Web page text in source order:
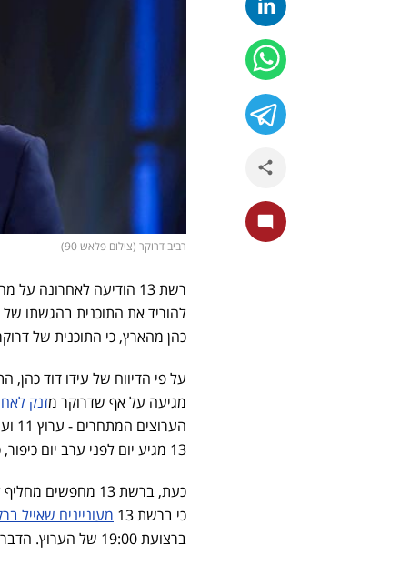
רביב דרוקר (צילום פלאש 90)
רשת 13 הודיעה
להוריד את התוכנית בהגשתו
כהן מהארץ, כי התוכנית של דרוקר
מגיעה על אף שדרוקר מזנק
13 מגיע יום לפני ערב יום כיפור, כך שהרייטינג כך או כך לא יהיה גבוה במיוחד.
כי ברשת 13
מעוניינים שאייל
ברצועת 19:00 של הערוץ. הדבר עדיין לא נסגר סופית, אך ך זה הכיוון של רשת 13.